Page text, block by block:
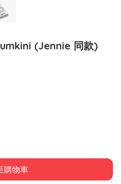
(Jennie 同款)
購物車